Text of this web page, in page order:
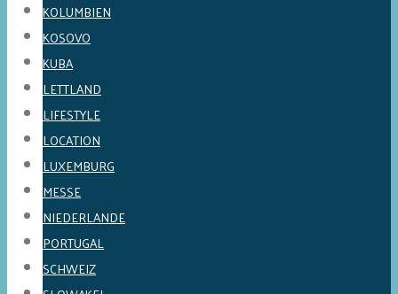
KOLUMBIEN
KOSOVO
KUBA
LETTLAND
LIFESTYLE
LOCATION
LUXEMBURG
MESSE
NIEDERLANDE
PORTUGAL
SCHWEIZ